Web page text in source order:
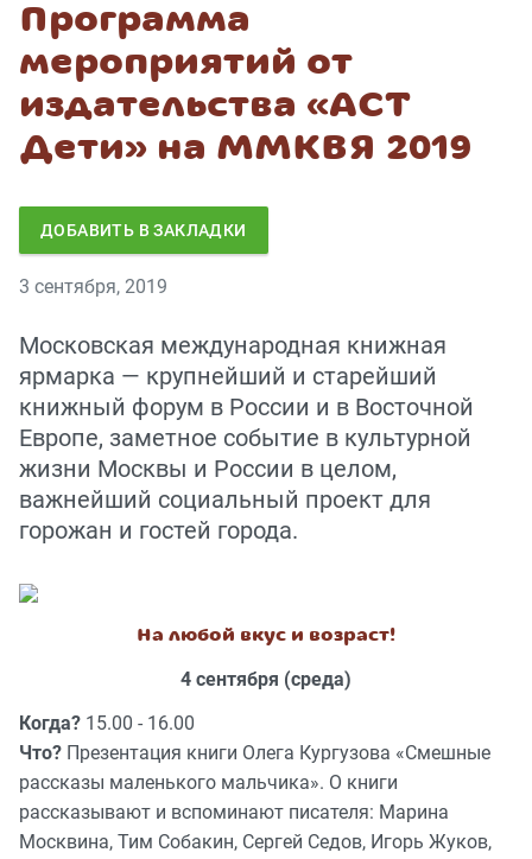
Программа
мероприятий от
издательства «АСТ
Дети» на ММКВЯ 2019
ДОБАВИТЬ В ЗАКЛАДКИ
3 сентября, 2019
Московская международная книжная
ярмарка — крупнейший и старейший
книжный форум в России и в Восточной
Европе, заметное событие в культурной
жизни Москвы и России в целом,
важнейший социальный проект для
горожан и гостей города.
На любой вкус и возраст!
4 сентября (среда)
Когда? 15.00 - 16.00
Что? Презентация книги Олега Кургузова «Смешные
рассказы маленького мальчика». О книги
рассказывают и вспоминают писателя: Марина
Москвина, Тим Собакин, Сергей Седов, Игорь Жуков,